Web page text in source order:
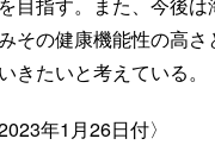
目指す。また、今後は
その健康機能性の高さ
きたいと考えている。
年1月26日付〉